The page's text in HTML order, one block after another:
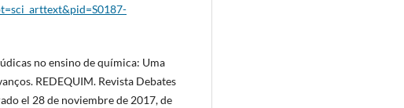
no ensino de química: Uma
REDEQUIM. Revista Debates
el 28 de noviembre de 2017, de